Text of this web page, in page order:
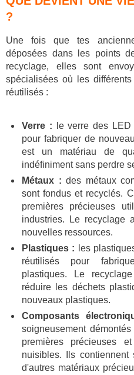
?
Une fois que tes
déposées dans les points
recyclage, elles sont
spécialisées où les
réutilisés :
Verre : le verre des
pour fabriquer de
est un matériau de
indéfiniment sans perdre
Métaux : des métaux
sont fondus et recyclés.
premières précieuses
industries. Le recyclage
nouvelles ressources.
Plastiques :
les
réutilisés pour
plastiques. Le
réduire les déchets
nouveaux plastiques.
Composants
soigneusement
premières précieuses
nuisibles. Ils
d'autres matériaux